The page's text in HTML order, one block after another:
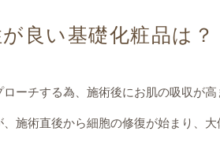
良い基礎化粧品は？
ーチする為、施術後にお肌の吸収が高
施術直後から細胞の修復が始まり、